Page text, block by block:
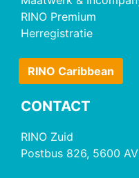
RINO Premium
Herregistratie
RINO Caribbean
CONTACT
RINO Zuid
Postbus 826, 5600